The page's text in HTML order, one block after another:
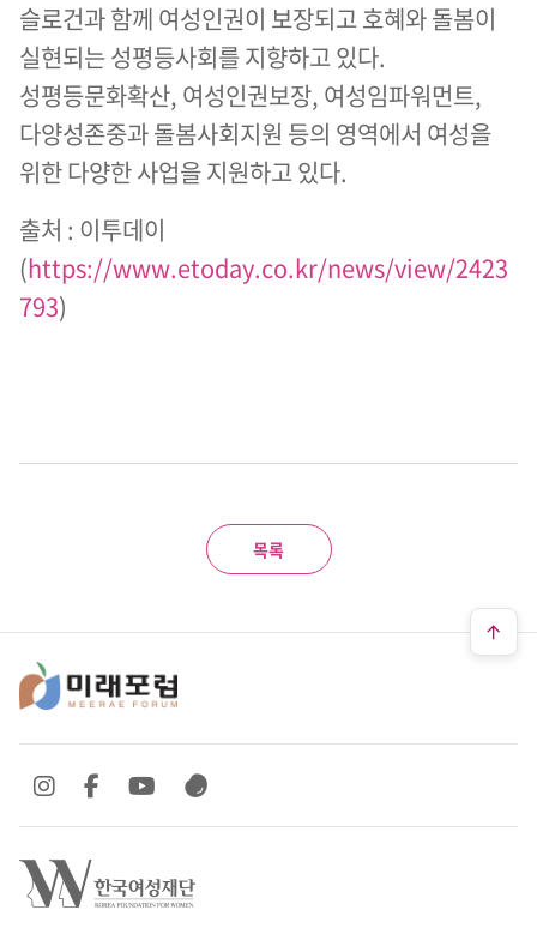
슬로건과 함께 여성인권이 보장되고 호혜와 돌봄이
실현되는 성평등사회를 지향하고 있다.
성평등문화확산, 여성인권보장, 여성임파워먼트,
다양성존중과 돌봄사회지원 등의 영역에서 여성을
위한 다양한 사업을 지원하고 있다.
출처 : 이투데이
(https://www.etoday.co.kr/news/view/2423
793)
목록
SNS 바로가기
SNS 바로가기SNS 바로가기
SNS 바로가기